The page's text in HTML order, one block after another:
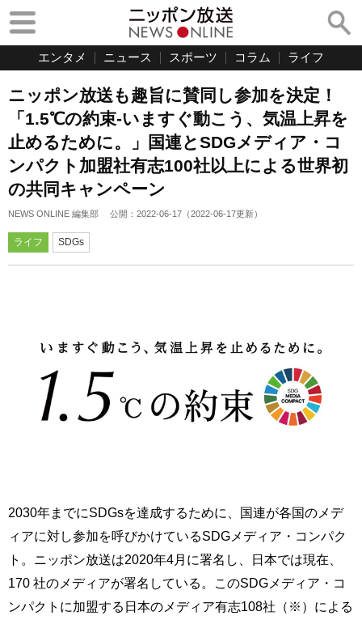
エンタメ ニュース スポーツ コラム ライフ
ニッポン放送も趣旨に賛同し参加を決定！
「1.5℃の約束-いますぐ動こう、気温上昇を
止めるために。」国連とSDGメディア・コ
ンパクト加盟社有志100社以上による世界初
の共同キャンペーン
NEWS ONLINE 編集部 公開： 2022-06-17 （2022-06-17更新）
ライフ SDGs
2030年までにSDGsを達成するために、国連が各国のメデ
ィアに対し参加を呼びかけているSDGメディア・コンパク
ト。ニッポン放送は2020年4月に署名し、日本では現在、
170 社のメディアが署名している。このSDGメディア・コ
ンパクトに加盟する日本のメディア有志108社（※）による